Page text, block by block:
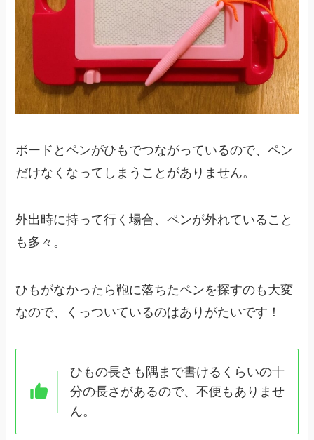
ボードとペンがひもでつながっているので、ペン
だけなくなってしまうことがありません。
外出時に持って行く場合、ペンが外れていること
も多々。
ひもがなかったら鞄に落ちたペンを探すのも大変
なので、くっついているのはありがたいです！
ひもの長さも隅まで書けるくらいの十
分の長さがあるので、不便もありませ
ん。